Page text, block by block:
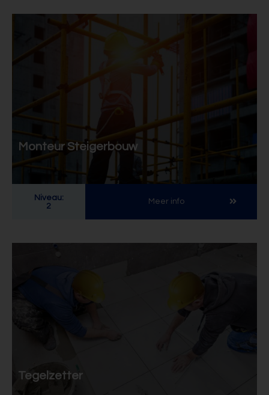
Monteur Steigerbouw
Niveau:
2
Meer info
Tegelzetter